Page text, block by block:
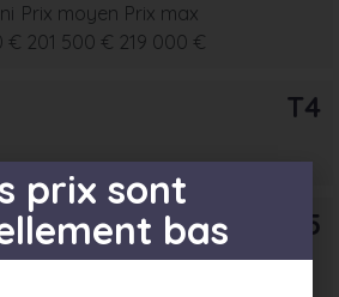
€
Prix moyen
201 500 €
Prix max
219 000 €
T4
T5
prix sont
bas